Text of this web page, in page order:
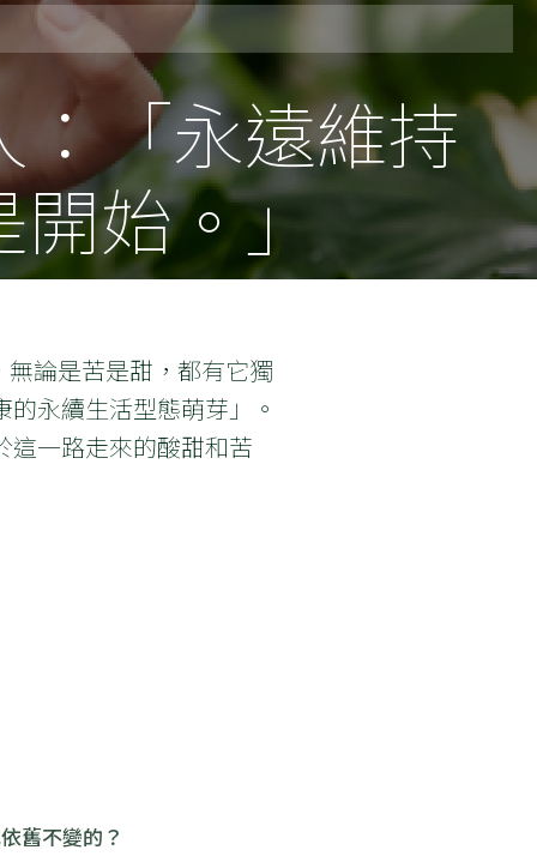
「永遠維持
開始。」
論是苦是甜，都有它獨
永續生活型態萌芽」。
這一路走來的酸甜和苦
舊不變的？